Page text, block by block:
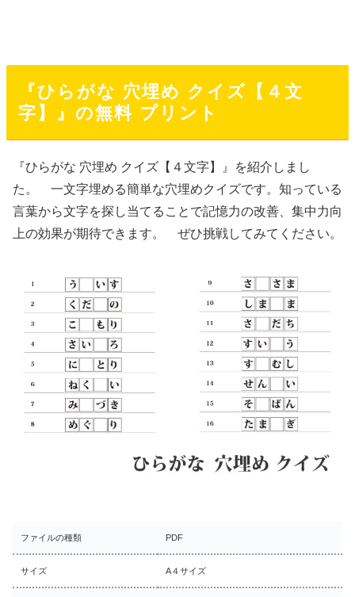
『ひらがな 穴埋め クイズ【４文
字】』の無料 プリント
『ひらがな 穴埋め クイズ【４文字】』を紹介しまし
た。 一文字埋める簡単な穴埋めクイズです。知っている
言葉から文字を探し当てることで記憶力の改善、集中力向
上の効果が期待できます。 ぜひ挑戦してみてください。
ファイルの種類 PDF
サイズ A４サイズ